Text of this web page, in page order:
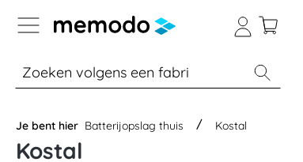
naar navigatie B2B-platform
% Sale Batterijopslag thuis
Je bent hier Batterijopslag thuis Kostal
Kostal